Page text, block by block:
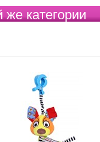
же категории